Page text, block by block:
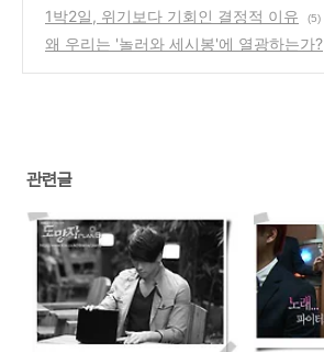
왔다
(2)
1박2일, 위기보다 기회인 결정적 이유 (5)
왜 우리는 '놀러와 세시봉'에 열광하는가?
관련글